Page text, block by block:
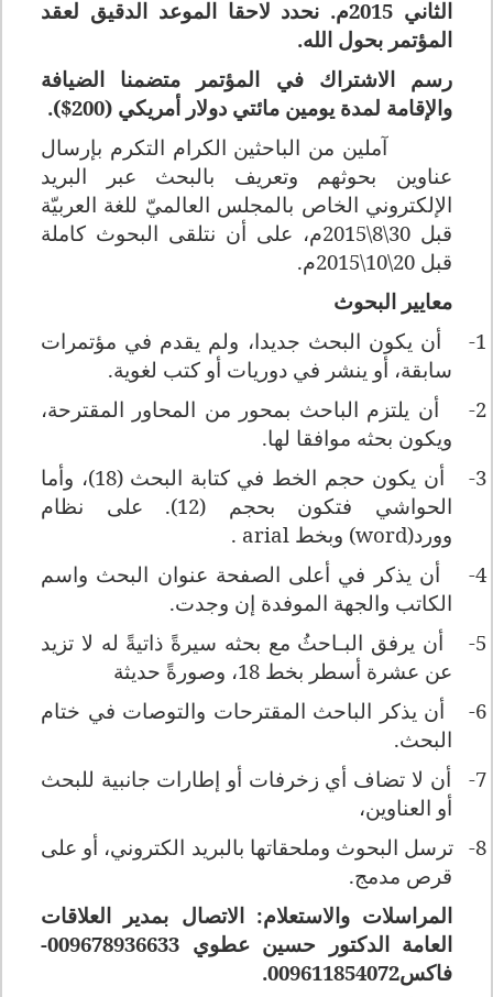
الثاني 2015م. نحدد لاحقا الموعد الدقيق لعقد
المؤتمر بحول الله.
رسم الاشتراك في المؤتمر متضمنا الضيافة
والإقامة لمدة يومين مائتي دولار أمريكي (200$).
آملين من الباحثين الكرام التكرم بإرسال
عناوين بحوثهم وتعريف بالبحث عبر البريد
الإلكتروني الخاص بالمجلس العالميّ للغة العربيّة
قبل 30\8\2015م، على أن نتلقى البحوث كاملة
قبل 20\10\2015م.
معايير البحوث
1-
أن يكون البحث جديدا، ولم يقدم في مؤتمرات
سابقة، أو ينشر في دوريات أو كتب لغوية.
2-
أن يلتزم الباحث بمحور من المحاور المقترحة،
ويكون بحثه موافقا لها.
3-
أن يكون حجم الخط في كتابة البحث (18)، وأما
الحواشي فتكون بحجم (12). على نظام
ووردword)
) وبخط arial
.
4-
أن يذكر في أعلى الصفحة عنوان البحث واسم
الكاتب والجهة الموفدة إن وجدت.
5-
أن يرفق البـاحثُ مع بحثه سيرةً ذاتيةً له لا تزيد
عن عشرة أسطر بخط 18، وصورةً حديثة
6-
أن يذكر الباحث المقترحات والتوصات في ختام
البحث.
7-
أن لا تضاف أي زخرفات أو إطارات جانبية للبحث
أو العناوين،
8-
ترسل البحوث وملحقاتها بالبريد الكتروني، أو على
قرص مدمج.
المراسلات والاستعلام: الاتصال بمدير العلاقات
العامة الدكتور حسين عطوي 009678936633-
فاكس009611854072.